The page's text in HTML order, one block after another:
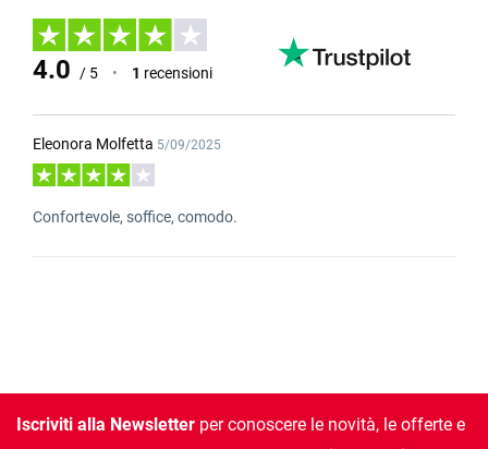
4.0 / 5 • 1 recensioni
Eleonora Molfetta 5/09/2025
Confortevole, soffice, comodo.
Iscriviti alla Newsletter per conoscere le novità, le offerte e